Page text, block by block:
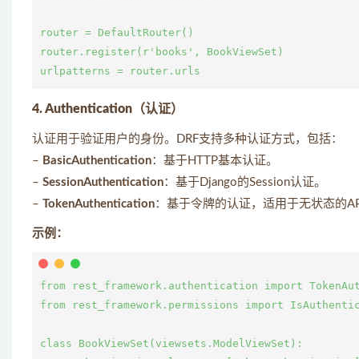
router = DefaultRouter()
router.register(r'books', BookViewSet)
4. Authentication（认证）
认证用于验证用户的身份。DRF支持多种认证方式，包括：
– BasicAuthentication：基于HTTP基本认证。
– SessionAuthentication：基于Django的Session认证。
– TokenAuthentication：基于令牌的认证，适用于无状态的
示例：
from rest_framework.authentication import
from rest_framework.permissions import
class BookViewSet(viewsets.ModelViewSet):